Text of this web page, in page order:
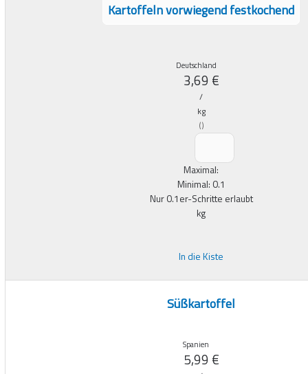
Kartoffeln vorwiegend festkochend
Deutschland
3,69 €
/
kg
()
Maximal:
Minimal: 0.1
Nur 0.1 er-Schritte erlaubt
kg
In die Kiste
Süßkartoffel
Spanien
5,99 €